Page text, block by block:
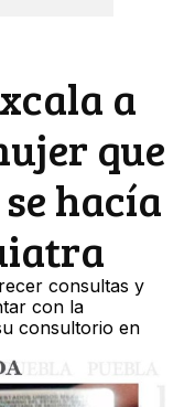
a
que
hacía
consultas y
con la
consultorio en